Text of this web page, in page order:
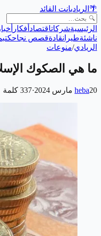
🌴 الرياديانت القائد
الرئيسيةشركاتاقتصاد أفكار أخبار
ناشئةطيرانقادةقصص نجاحكتب
الريادي/منوعات
ما هي الصكوك
heba20 مارس 2024 ·
337 كلمة